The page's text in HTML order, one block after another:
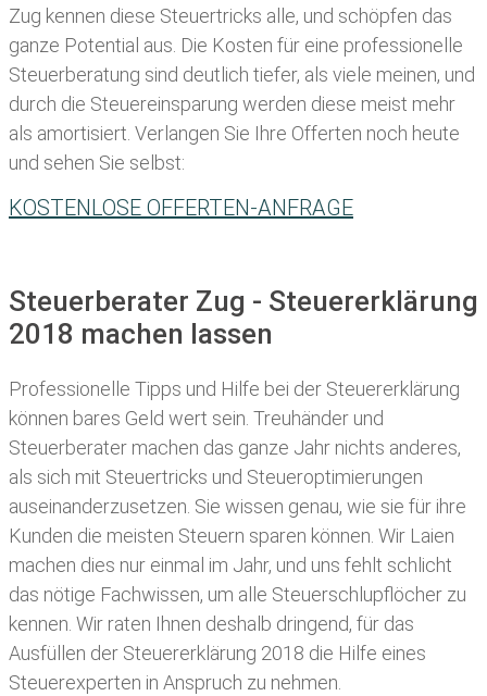
Zug kennen diese Steuertricks alle, und schöpfen das
ganze Potential aus. Die Kosten für eine professionelle
Steuerberatung sind deutlich tiefer, als viele meinen, und
durch die Steuereinsparung werden diese meist mehr
als amortisiert. Verlangen Sie Ihre Offerten noch heute
und sehen Sie selbst:
KOSTENLOSE OFFERTEN-ANFRAGE
Steuerberater Zug - Steuererklärung
2018 machen lassen
Professionelle Tipps und Hilfe bei der Steuererklärung
können bares Geld wert sein. Treuhänder und
Steuerberater machen das ganze Jahr nichts anderes,
als sich mit Steuertricks und Steueroptimierungen
auseinanderzusetzen. Sie wissen genau, wie sie für ihre
Kunden die meisten Steuern sparen können. Wir Laien
machen dies nur einmal im Jahr, und uns fehlt schlicht
das nötige Fachwissen, um alle Steuerschlupflöcher zu
kennen. Wir raten Ihnen deshalb dringend, für das
Ausfüllen der Steuererklärung 2018 die Hilfe eines
Steuerexperten in Anspruch zu nehmen.